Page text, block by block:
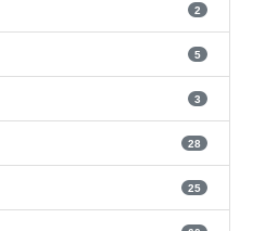
2
5
3
28
25